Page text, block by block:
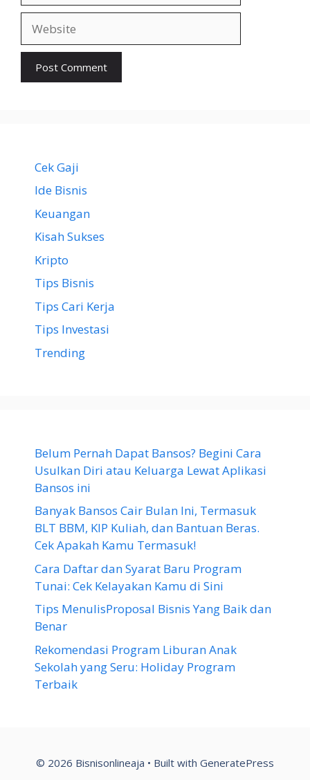
Cek Gaji
Ide Bisnis
Keuangan
Kisah Sukses
Kripto
Tips Bisnis
Tips Cari Kerja
Tips Investasi
Trending
Belum Pernah Dapat Bansos? Begini Cara
Usulkan Diri atau Keluarga Lewat Aplikasi
Bansos ini
Banyak Bansos Cair Bulan Ini, Termasuk
BLT BBM, KIP Kuliah, dan Bantuan Beras.
Cek Apakah Kamu Termasuk!
Cara Daftar dan Syarat Baru Program
Tunai: Cek Kelayakan Kamu di Sini
Tips MenulisProposal Bisnis Yang Baik dan
Benar
Rekomendasi Program Liburan Anak
Sekolah yang Seru: Holiday Program
Terbaik
© 2026 Bisnisonlineaja • Built with GeneratePress